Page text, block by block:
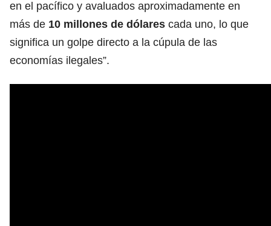
en el pacífico y avaluados aproximadamente en
más de 10 millones de dólares cada uno, lo que
significa un golpe directo a la cúpula de las
economías ilegales”.